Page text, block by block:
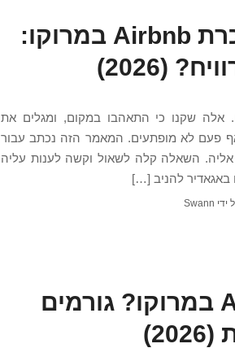
הערכת הכנסות מהשכרת Airbnb במרוקו:
(2026)
אלה שקנו כי התאהבו במקום, ומגלים את
פעם לא מופתעים. המאמר הזה נכתב עבור
השאלה קלה לשאול וקשה לענות עליה
באגאדיר להניב […]
ידי Swann
כמה לגבות ב-Airbnb במרוקו? גורמים